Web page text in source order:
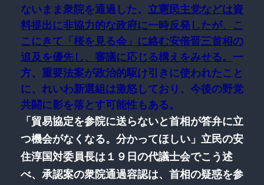
ないまま衆院を通過した。 立憲民主党などは資
料提出に非協力的な政府に一時反発したが、こ
こにきて「桜を見る会」に絡む安倍晋三首相の
追及を優先し、審議に応じる構えをみせる。 一
方、重要法案が政治的駆け引きに使われたこと
に、れいわ新選組は激怒しており、今後の野党
共闘に影を落とす可能性もある。
「貿易協定を参院に送らないと首相が答弁に立
つ機会がなくなる。分かってほしい」立民の安
住淳国対委員長は１９日の代議士会でこう述
べ、承認案の衆院通過容認は、首相の疑惑を参